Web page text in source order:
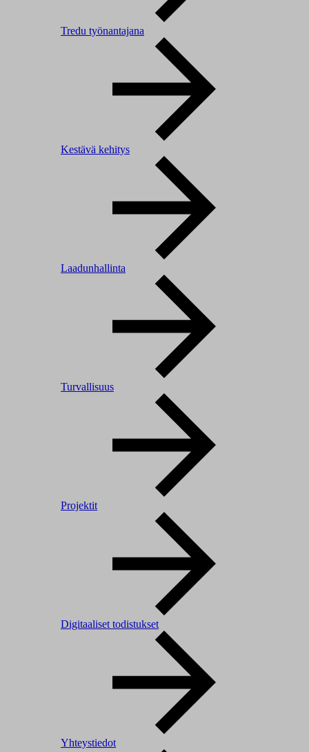
Tredu työnantajana
Kestävä kehitys
Laadunhallinta
Turvallisuus
Projektit
Digitaaliset todistukset
Yhteystiedot